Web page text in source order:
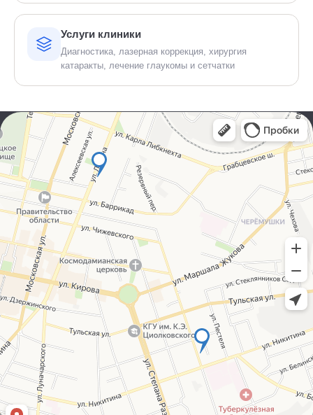
Услуги клиники
Диагностика, лазерная коррекция, хирургия
катаракты, лечение глаукомы и сетчатки